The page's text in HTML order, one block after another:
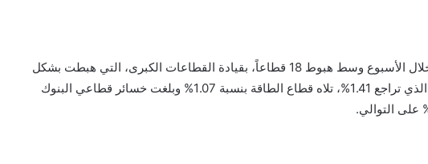
وجاءت خسائر السوق السعودي خلال الأسبوع وسط هبوط 18 قطاعاً، بقيادة القطاعات الكبرى، التي هبطت بشكل
جماعي، بصدارة قطاع الاتصالات الذي تراجع 1.41%، تلاه قطاع الطاقة بنسبة 1.07% وبلغت خسائر قطاعي البنوك